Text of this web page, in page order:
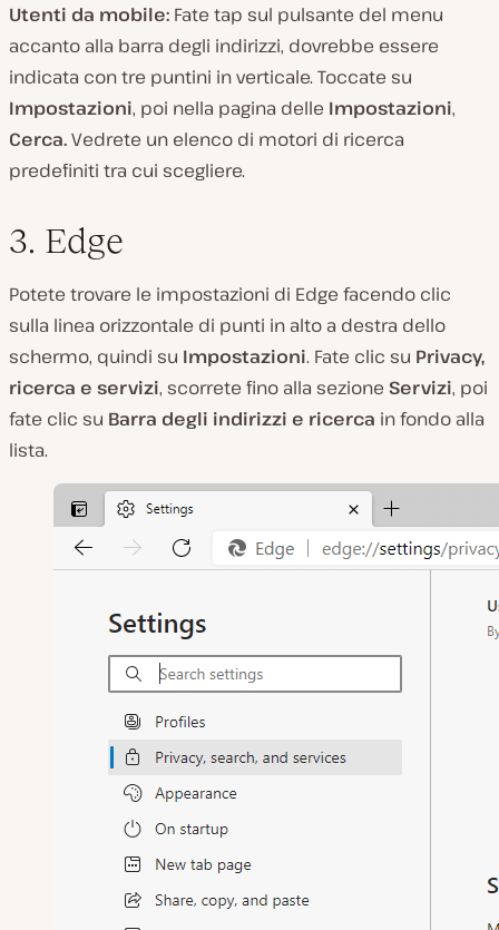
Utenti da mobile: Fate tap sul pulsante del menu
accanto alla barra degli indirizzi, dovrebbe essere
indicata con tre puntini in verticale. Toccate su
Impostazioni, poi nella pagina delle Impostazioni,
Cerca.Vedrete un elenco di motori di ricerca
predefiniti tra cui scegliere.
3. Edge
Potete trovare le impostazioni di Edge facendo clic
sulla linea orizzontale di punti in alto a destra dello
schermo, quindi su Impostazioni. Fate clic su Privacy,
ricerca e servizi, scorrete fino alla sezione Servizi, poi
fate clic su Barra degli indirizzi e ricerca in fondo alla
lista.